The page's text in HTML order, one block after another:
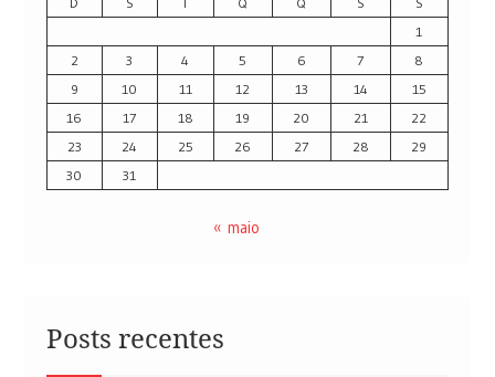
1
2
3 4 5 6 7
8
9
10 11 12 13 14
15
16
17 18 19 20 21
22
23
24 25 26 27 28
29
30
31
« maio
Posts recentes